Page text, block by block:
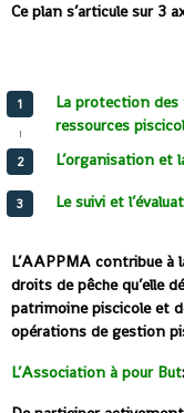
Ce plan s’articule sur 3
La protection des
ressources
L’organisation et
Le suivi et
L’AAPPMA contribue à
droits de pêche qu’elle
patrimoine piscicole et
opérations de gestion
L’Association à pour But: